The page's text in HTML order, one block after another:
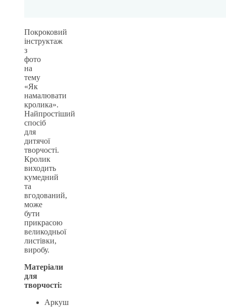
Покроковий
інструктаж
з
фото
на
тему
«Як
намалювати
кролика».
Найпростіший
спосіб
для
дитячої
творчості.
Кролик
виходить
кумедний
та
вгодований,
може
бути
прикрасою
великодньої
листівки,
виробу.
Матеріали
для
творчості:
Аркуш